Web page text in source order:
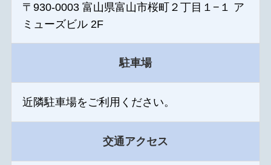
〒930-0003 富山県富山市桜町２丁目１−１ ア
ミューズビル 2F
駐車場
近隣駐車場をご利用ください。
交通アクセス